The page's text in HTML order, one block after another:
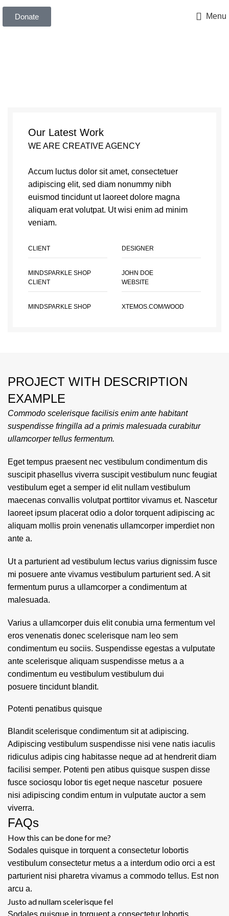
Donate Menu
Leo uteu ullamcorper
Our Latest Work
WE ARE CREATIVE AGENCY
Accum luctus dolor sit amet, consectetuer
adipiscing elit, sed diam nonummy nibh
euismod tincidunt ut laoreet dolore magna
aliquam erat volutpat. Ut wisi enim ad minim
veniam.
CLIENT
MINDSPARKLE SHOP
DESIGNER
JOHN DOE
CLIENT
MINDSPARKLE SHOP
WEBSITE
XTEMOS.COM/WOOD
PROJECT WITH DESCRIPTION
EXAMPLE
Commodo scelerisque facilisis enim ante habitant
suspendisse fringilla ad a primis malesuada curabitur
ullamcorper tellus fermentum.
Eget tempus praesent nec vestibulum condimentum dis
suscipit phasellus viverra suscipit vestibulum nunc feugiat
vestibulum eget a semper id elit nullam vestibulum
maecenas convallis volutpat porttitor vivamus et. Nascetur
laoreet ipsum placerat odio a dolor torquent adipiscing ac
aliquam mollis proin venenatis ullamcorper imperdiet non
ante a.
Ut a parturient ad vestibulum lectus varius dignissim fusce
mi posuere ante vivamus vestibulum parturient sed. A sit
fermentum purus a ullamcorper a condimentum at
malesuada.
Varius a ullamcorper duis elit conubia urna fermentum vel
eros venenatis donec scelerisque nam leo sem
condimentum eu sociis. Suspendisse egestas a vulputate
ante scelerisque aliquam suspendisse metus a a
condimentum eu vestibulum vestibulum dui
posuere tincidunt blandit.
Potenti penatibus quisque
Blandit scelerisque condimentum sit at adipiscing.
Adipiscing vestibulum suspendisse nisi vene natis iaculis
ridiculus adipis cing habitasse neque ad at hendrerit diam
facilisi semper. Potenti pen atibus quisque suspen disse
fusce sociosqu lobor tis eget neque nascetur posuere
nisi adipiscing condim entum in vulputate auctor a sem
viverra.
FAQs
How this can be done for me?
Sodales quisque in torquent a consectetur lobortis
vestibulum consectetur metus a a interdum odio orci a est
parturient nisi pharetra vivamus a commodo tellus. Est non
arcu a.
Justo ad nullam scelerisque fel